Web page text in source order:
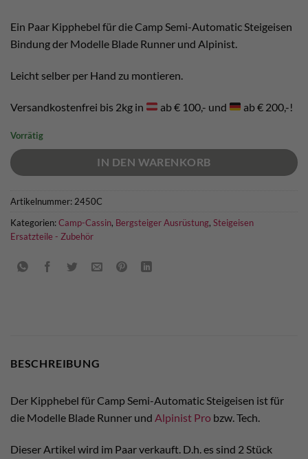
Ein Paar Kipphebel für die Camp Semi-Automatic Steigeisen
Bindung der Modelle Blade Runner und Alpinist.
Leicht selber per Hand zu montieren.
Versandkostenfrei bis 2kg in ab € 100,- und ab € 200,-!
Vorrätig
IN DEN WARENKORB
Artikelnummer:2450C
Kategorien:Camp-Cassin, Bergsteiger Ausrüstung, Steigeisen
Ersatzteile - Zubehör
BESCHREIBUNG
Der Kipphebel für Camp Semi-Automatic Steigeisen ist für
die Modelle Blade Runner und Alpinist Pro bzw. Tech.
Dieser Artikel wird im Paar verkauft. D.h. es sind 2 Stück